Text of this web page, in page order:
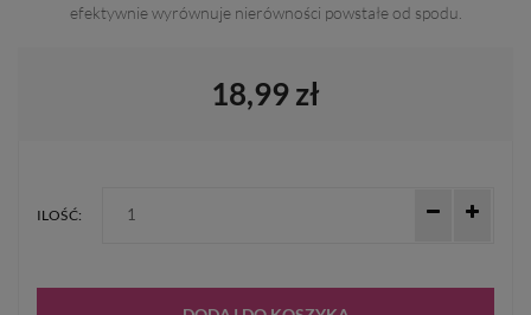
efektywnie wyrównuje nierówności powstałe od spodu.
18,99 zł
ILOŚĆ: